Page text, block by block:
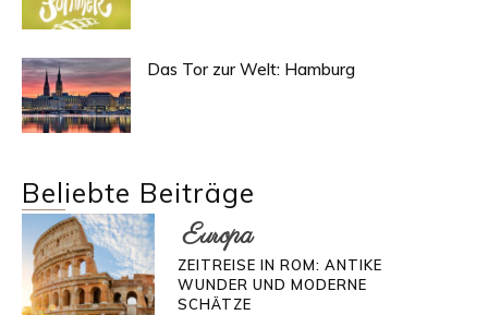
Das Tor zur Welt: Hamburg
Beliebte Beiträge
Europa
ZEITREISE IN ROM: ANTIKE
WUNDER UND MODERNE
SCHÄTZE